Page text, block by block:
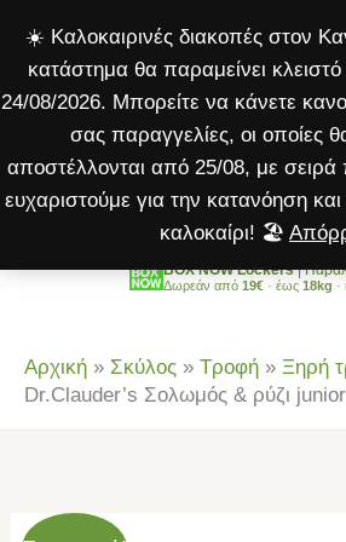
☀️ Καλοκαιρινές διακοπές στον
κατάστημα θα παραμείνει
24/08/2026. Μπορείτε να κάνετε
σας παραγγελίες, οι οποίες
αποστέλλονται από 25/08, με σειρά
ευχαριστούμε για την κατανόηση
καλοκαίρι! 🏖️
στο
περιεχόμενο
BOX NOW Lockers|
Δωρεάν από 19€ · έως 18kg ·
Αρχική » Σκύλος » Τροφή » Ξηρή
Dr.Clauder’s Σολωμός & ρύζι
ρύζι
junior
sensitive
12.5kg
ποσότητα